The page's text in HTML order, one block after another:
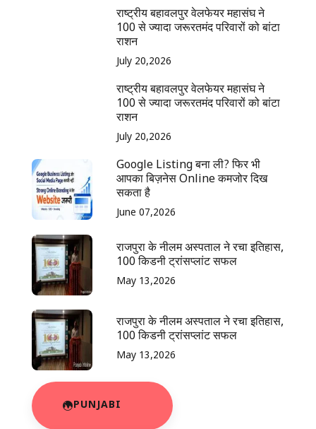
राष्ट्रीय बहावलपुर वेलफेयर महासंघ ने
100 से ज्यादा जरूरतमंद परिवारों को बांटा
राशन
July 20,2026
राष्ट्रीय बहावलपुर वेलफेयर महासंघ ने
100 से ज्यादा जरूरतमंद परिवारों को बांटा
राशन
July 20,2026
Google Listing बना ली? फिर भी
आपका बिज़नेस Online कमजोर दिख
सकता है
June 07,2026
राजपुरा के नीलम अस्पताल ने रचा इतिहास,
100 किडनी ट्रांसप्लांट सफल
May 13,2026
राजपुरा के नीलम अस्पताल ने रचा इतिहास,
100 किडनी ट्रांसप्लांट सफल
May 13,2026
PUNJABI